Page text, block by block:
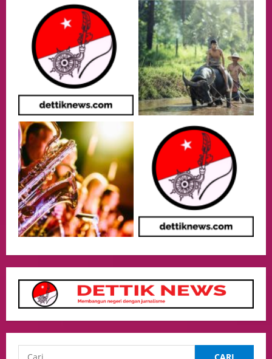
WNI di Johor Bahru
06/08/2026
3
opini
Menteri BPLH Moh. Jumhur Hidayat
Adakan Pertemuan Dengan Delegasi 6
lembaga investor, Berorientasi Untuk
Meningkatkan SDM
05/08/2026
4
Aliyuddin: Anak Indonesia di Luar Negeri
Harus Berprestasi, Berkarakter, dan
Menjaga Nama Baik Bangsa
05/08/2026
5
Event
Putusan Diundur Lagi, Pernyataan
Hakim pada Sidang Sebelumnya Jadi
Business
Kuasa Hukum H Sebut AS Diduga Tiga
Kali Absen Tes DNA, Minta Proses
Hukum Dibuka Secara Terang